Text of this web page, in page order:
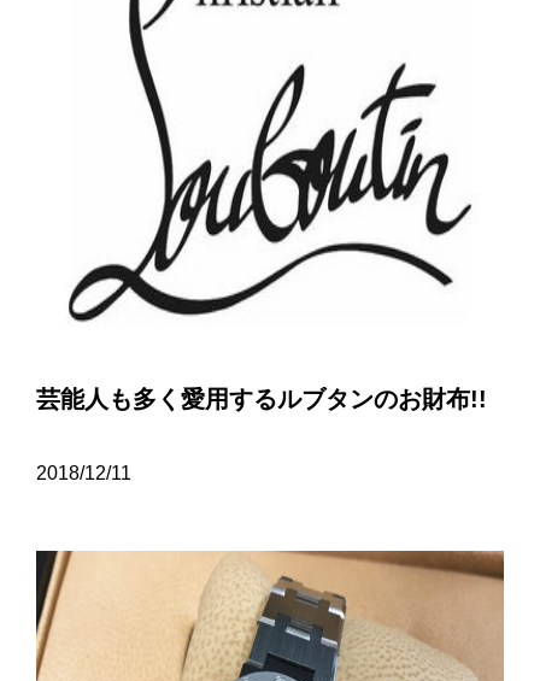
芸能人も多く愛用するルブタンのお財布!!
2018/12/11